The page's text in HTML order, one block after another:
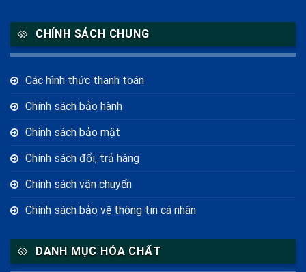
CHÍNH SÁCH CHUNG
Các hình thức thanh toán
Chính sách bảo hành
Chính sách bảo mật
Chính sách đổi, trả hàng
Chính sách vận chuyển
Chính sách bảo vệ thông tin cá nhân
DANH MỤC HÓA CHẤT